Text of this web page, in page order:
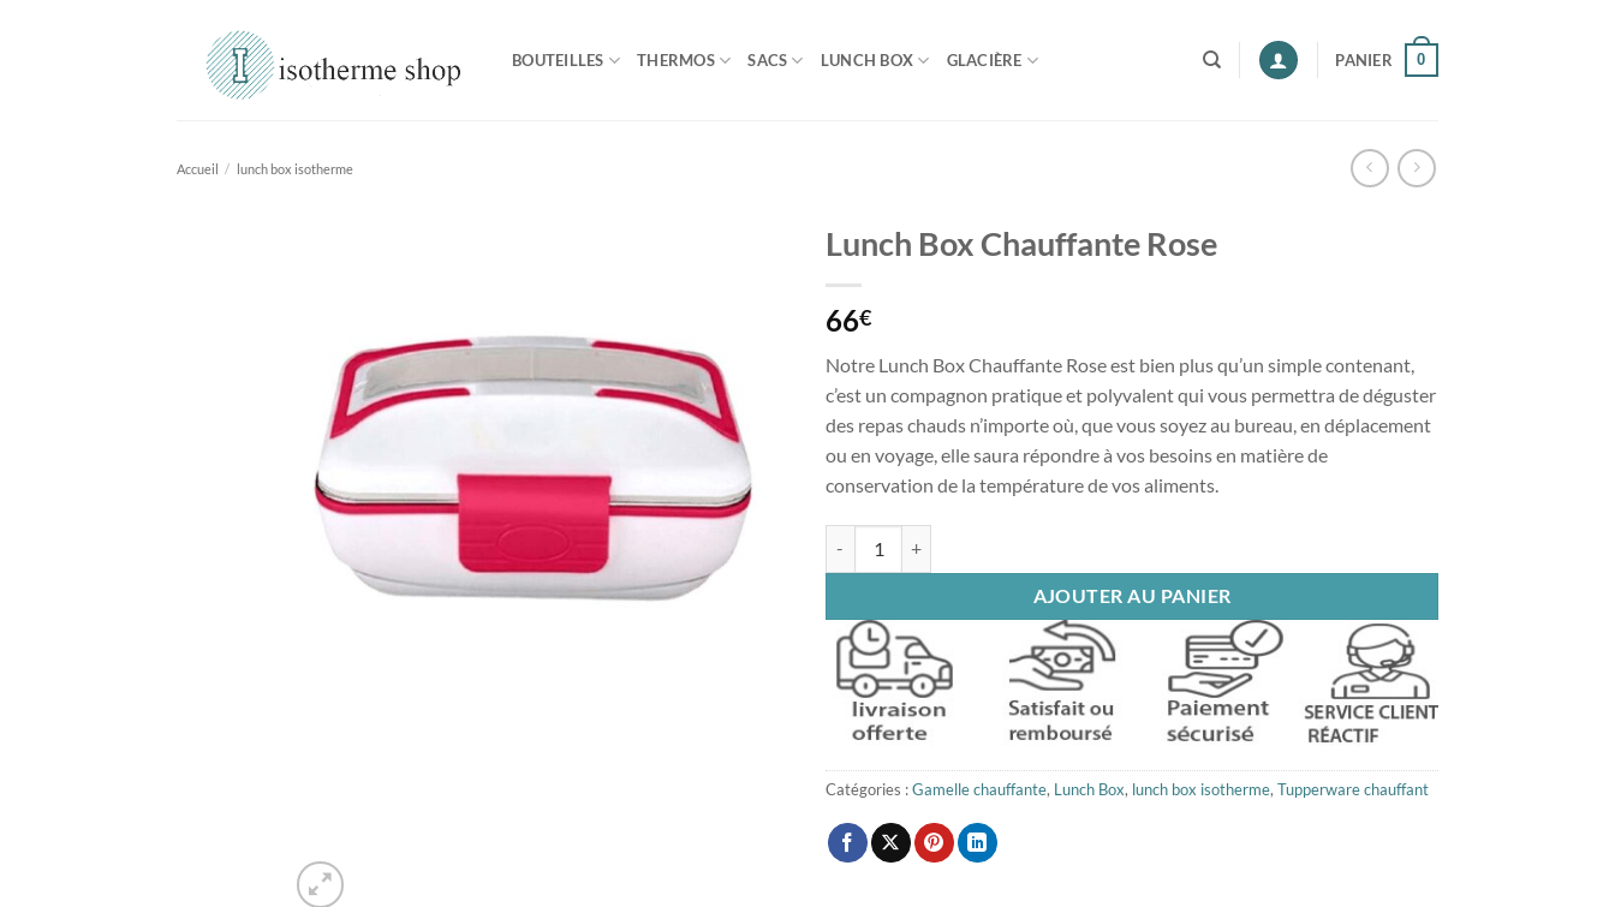
BOUTEILLES THERMOS SACS LUNCH BOX GLACIÈRE PANIER 0
Accueil / lunch box isotherme
Lunch Box Chauffante Rose
66€
Notre Lunch Box Chauffante Rose est bien plus qu’un simple contenant,
c’est un compagnon pratique et polyvalent qui vous permettra de déguster
des repas chauds n’importe où, que vous soyez au bureau, en déplacement
ou en voyage, elle saura répondre à vos besoins en matière de
conservation de la température de vos aliments.
AJOUTER AU PANIER
Catégories :Gamelle chauffante, Lunch Box, lunch box isotherme, Tupperware chauffant